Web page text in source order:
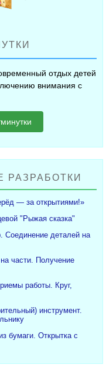
отдых детей
внимания с
РАЗРАБОТКИ
— за открытиями!»
"Рыжая сказка"
Соединение деталей на
части. Получение
работы. Круг,
инструмент.
бумаги. Открытка с